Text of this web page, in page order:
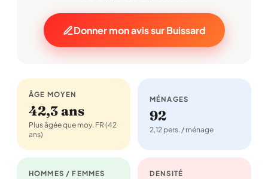
Donner mon avis sur Buissard
ÂGE MOYEN
42,3 ans
Plus âgée que moy. FR (42
ans)
MÉNAGES
92
2,12 pers. / ménage
HOMMES / FEMMES DENSITÉ